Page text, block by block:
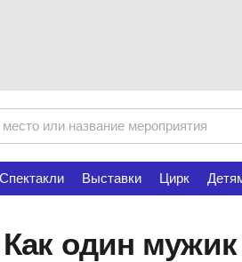
Спектакли Выставки Цирк
Как один